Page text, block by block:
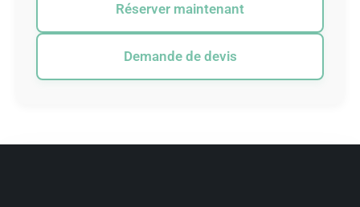
Réserver maintenant
Demande de devis